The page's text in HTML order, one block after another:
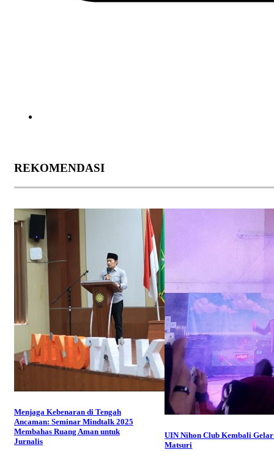
REKOMENDASI
Menjaga Kebenaran di Tengah
Ancaman: Seminar Mindtalk 2025
Membahas Ruang Aman untuk
Jurnalis
UIN Nihon Club Kembali
Matsuri